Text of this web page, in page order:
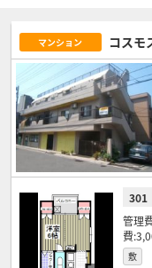
マンション コスモ
301
敷